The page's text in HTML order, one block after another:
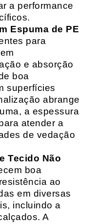
a performance
Espuma de PE
para
e absorção
boa
superfícies
abrange
a espessura
atender a
de vedação
Tecido Não
boa
ao
em diversas
incluindo a
A